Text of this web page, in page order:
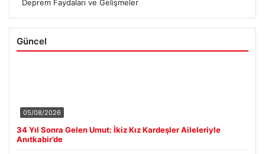
Deprem Faydaları ve Gelişmeler
Güncel
05/08/2026
34 Yıl Sonra Gelen Umut: İkiz Kız Kardeşler Aileleriyle
Anıtkabir’de